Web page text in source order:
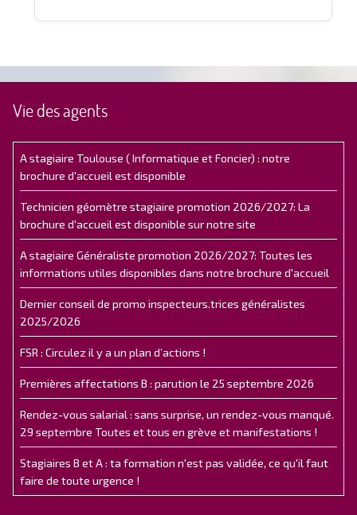
Vie des agents
A stagiaire Toulouse ( Informatique et Foncier) : notre
brochure d'accueil est disponible
Technicien géomètre stagiaire promotion 2026/2027: La
brochure d'accueil est disponible sur notre site
A stagiaire Généraliste promotion 2026/2027: Toutes les
informations utiles disponibles dans notre brochure d'accueil
Dernier conseil de promo inspecteurs.trices généralistes
2025/2026
FSR : Circulez il y a un plan d’actions !
Premières affectations B : parution le 25 septembre 2026
Rendez-vous salarial : sans surprise, un rendez-vous manqué.
29 septembre Toutes et tous en grève et manifestations !
Stagiaires B et A : ta formation n'est pas validée, ce qu'il faut
faire de toute urgence !